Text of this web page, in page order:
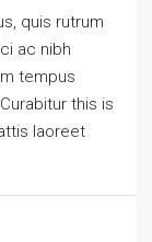
quis rutrum
ac nibh
tempus
this is
laoreet